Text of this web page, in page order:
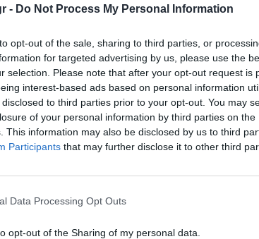
- Do Not Process My Personal Information
opt-out of the sale, sharing to third parties, or
for targeted advertising by us, please use the
selection. Please note that after your opt-out request is
interest-based ads based on personal information
to third parties prior to your opt-out. You may
of your personal information by third parties on the
This information may also be disclosed by us to third
Participants that may further disclose it to other third
Data Processing Opt Outs
opt-out of the Sharing of my personal data.
στοGoogle Newsκαι μάθετε πρώτοιτα
νέα της ημέρας και ότι σου κάνει κλικ!
και στο Instagram